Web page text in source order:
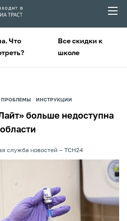
Что
Все скидки к
школе
ПРОБЛЕМЫ ИНСТРУКЦИИ
больше недоступна
служба новостей ТСН24